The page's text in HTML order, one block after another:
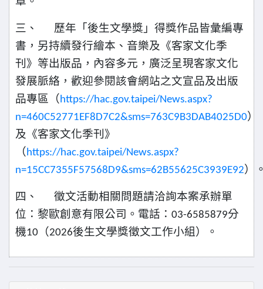
三、
歷年「後生文學獎」得獎作品皆彙編專
書，另持續發行繪本、音樂及《客家文化季
刊》等出版品，內容多元，廣泛呈現客家文化
發展脈絡，歡迎參閱該會網站之文宣品及出版
品專區（https://hac.gov.taipei/News.aspx?
n=460C52771EF8D7C2&sms=763C9B3DAB4025D0）
及《客家文化季刊》
（https://hac.gov.taipei/News.aspx?
n=15CC7355F57568D9&sms=62B55625C3939E92）
四、
徵文活動相關問題請洽詢本案承辦單
位：黎歐創意有限公司。電話： 03-6585879分
機10 （2026後生文學獎徵文工作小組）。